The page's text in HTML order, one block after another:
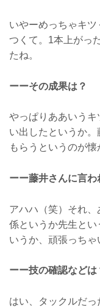
いやーめっちゃキ
つくて。1本上がっ
たね。
ーーその成果は？
やっぱりああいう
い出したというか
もらうというのが懐
ーー藤井さんに言
アハハ（笑）それ
係というか先生とい
いうか、頑張っちゃ
ーー技の確認などは
はい、タックルだ